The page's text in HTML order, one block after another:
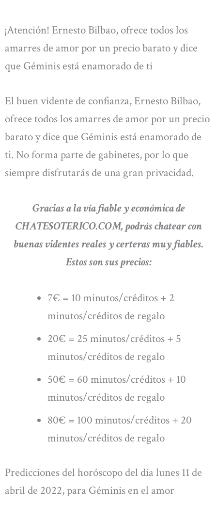
¡Atención! Ernesto Bilbao, ofrece todos los
amarres de amor por un precio barato y dice
que Géminis está enamorado de ti
El buen vidente de confianza, Ernesto Bilbao,
ofrece todos los amarres de amor por un precio
barato y dice que Géminis está enamorado de
ti. No forma parte de gabinetes, por lo que
siempre disfrutarás de una gran privacidad.
Gracias a la vía fiable y económica de
CHATESOTERICO.COM, podrás chatear con
buenas videntes reales y certeras muy fiables.
Estos son sus precios:
7€ = 10 minutos/créditos + 2
minutos/créditos de regalo
20€ = 25 minutos/créditos + 5
minutos/créditos de regalo
50€ = 60 minutos/créditos + 10
minutos/créditos de regalo
80€ = 100 minutos/créditos + 20
minutos/créditos de regalo
Predicciones del horóscopo del día lunes 11 de
abril de 2022, para Géminis en el amor